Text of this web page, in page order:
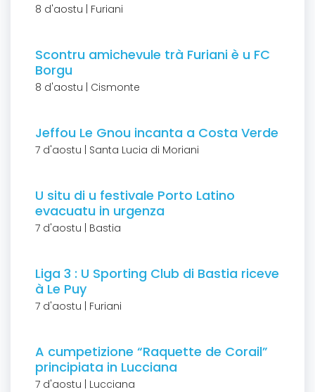
8 d'aostu | Furiani
Scontru amichevule trà Furiani è u FC
Borgu
8 d'aostu | Cismonte
Jeffou Le Gnou incanta a Costa Verde
7 d'aostu | Santa Lucia di Moriani
U situ di u festivale Porto Latino
evacuatu in urgenza
7 d'aostu | Bastia
Liga 3 : U Sporting Club di Bastia riceve
à Le Puy
7 d'aostu | Furiani
A cumpetizione “Raquette de Corail”
principiata in Lucciana
7 d'aostu | Lucciana